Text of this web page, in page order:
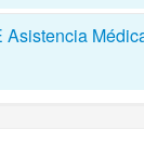
Asistencia